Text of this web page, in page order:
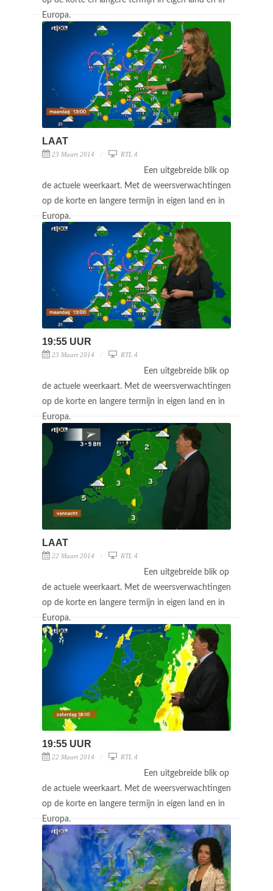
Europa.
LAAT
23 Maart 2014 RTL 4
Een uitgebreide blik op
de actuele weerkaart. Met de weersverwachtingen
op de korte en langere termijn in eigen land en in
Europa.
19:55 UUR
23 Maart 2014 RTL 4
Een uitgebreide blik op
de actuele weerkaart. Met de weersverwachtingen
op de korte en langere termijn in eigen land en in
Europa.
LAAT
22 Maart 2014 RTL 4
Een uitgebreide blik op
de actuele weerkaart. Met de weersverwachtingen
op de korte en langere termijn in eigen land en in
Europa.
19:55 UUR
22 Maart 2014 RTL 4
Een uitgebreide blik op
de actuele weerkaart. Met de weersverwachtingen
op de korte en langere termijn in eigen land en in
Europa.